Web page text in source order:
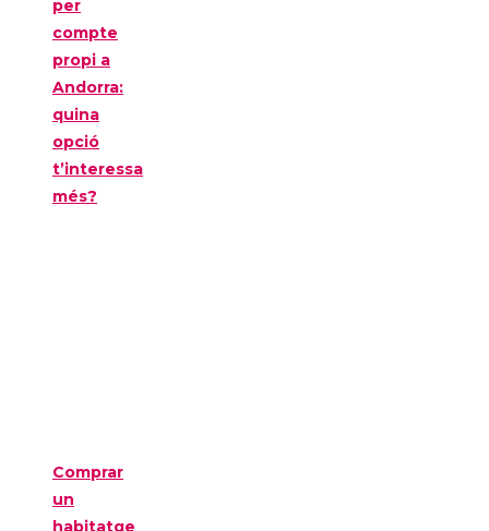
per
compte
propi a
Andorra:
quina
opció
t’interessa
més?
Comprar
un
habitatge